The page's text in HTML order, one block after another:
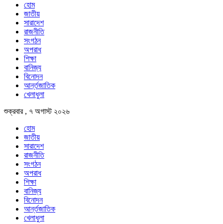
হোম
জাতীয়
সারাদেশ
রাজনীতি
সংগঠন
অপরাধ
শিক্ষা
বানিজ্য
বিনোদন
আর্ন্তজাতিক
খেলাধুলা
শুক্রবার , ৭ অগাস্ট ২০২৬
হোম
জাতীয়
সারাদেশ
রাজনীতি
সংগঠন
অপরাধ
শিক্ষা
বানিজ্য
বিনোদন
আর্ন্তজাতিক
খেলাধুলা